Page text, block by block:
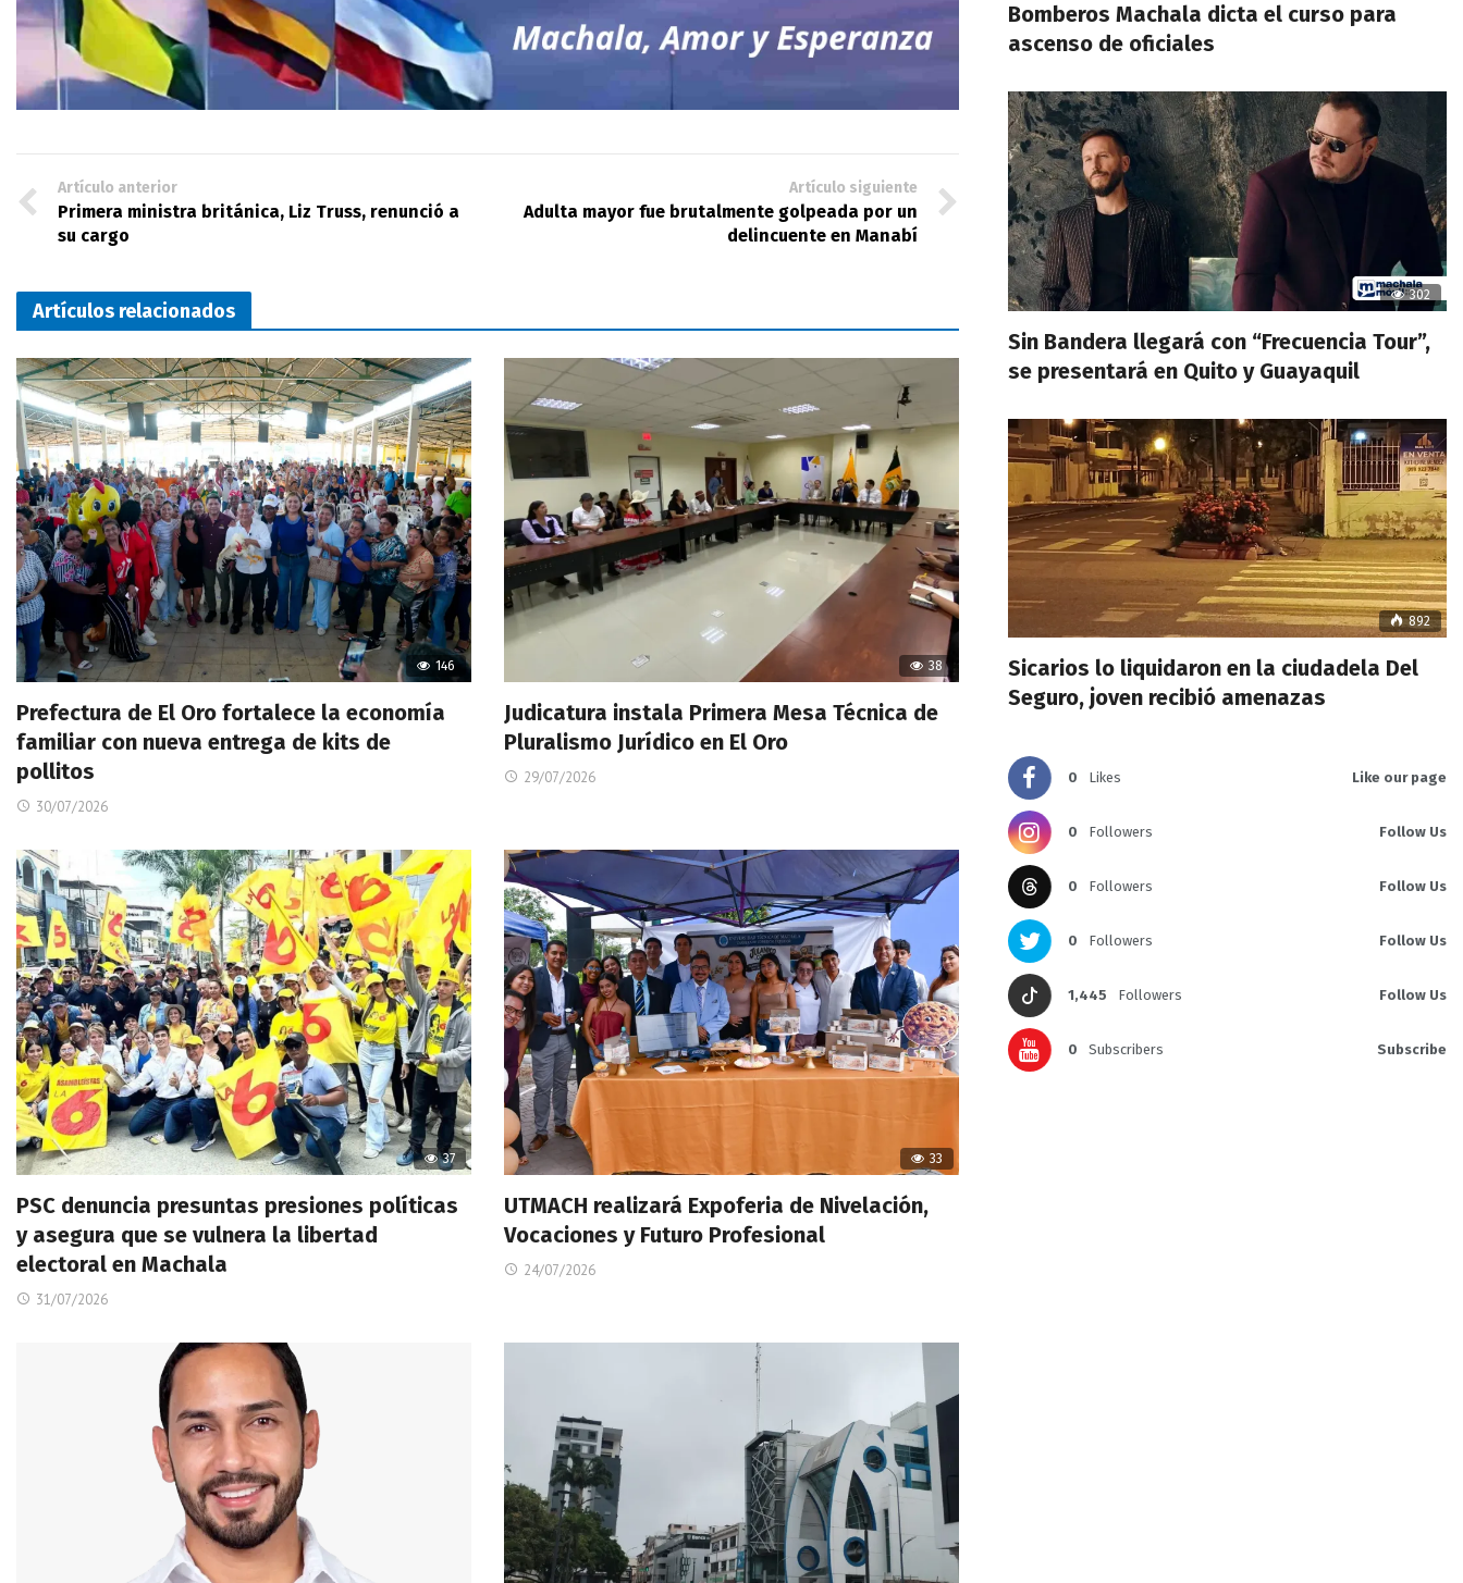
Artículo anterior
Primera ministra británica, Liz Truss, renunció a
su cargo
Artículo siguiente
Adulta mayor fue brutalmente golpeada por un
delincuente en Manabí
Artículos relacionados
146
Prefectura de El Oro fortalece la economía
familiar con nueva entrega de kits de
pollitos
30/07/2026
38
Judicatura instala Primera Mesa Técnica de
Pluralismo Jurídico en El Oro
29/07/2026
37
PSC denuncia presuntas presiones políticas
y asegura que se vulnera la libertad
electoral en Machala
31/07/2026
33
UTMACH realizará Expoferia de Nivelación,
Vocaciones y Futuro Profesional
24/07/2026
Bomberos Machala dicta el curso para
ascenso de oficiales
302
Sin Bandera llegará con “Frecuencia Tour”,
se presentará en Quito y Guayaquil
892
Sicarios lo liquidaron en la ciudadela Del
Seguro, joven recibió amenazas
0 Likes Like our page
0 Followers Follow Us
0 Followers Follow Us
0 Followers Follow Us
1,445 Followers Follow Us
0 Subscribers Subscribe